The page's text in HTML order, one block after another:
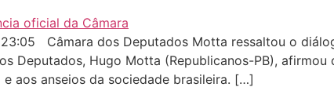
23:05 Câmara dos Deputados Motta ressaltou o
Deputados, Hugo Motta (Republicanos-PB),
aos anseios da sociedade brasileira. […]